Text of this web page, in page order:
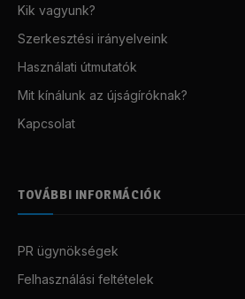
Kik vagyunk?
Szerkesztési irányelveink
Használati útmutatók
Mit kínálunk az újságíróknak?
Kapcsolat
TOVÁBBI INFORMÁCIÓK
PR ügynökségek
Felhasználási feltételek